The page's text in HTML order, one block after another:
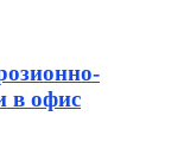
в офис